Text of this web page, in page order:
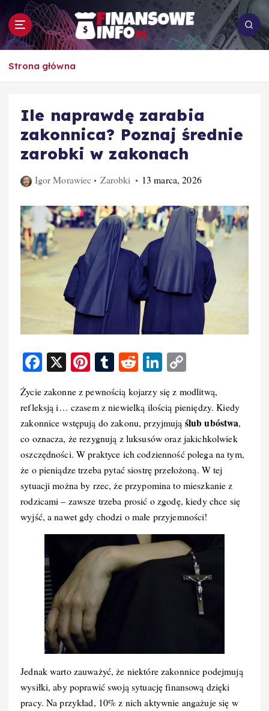
p
To i owo o rachunkowości, pracy, biznesie i
Strona główna
Ile naprawdę zarabia
zakonnica? Poznaj średnie
zarobki w zakonach
Igor Morawiec Zarobki 13 marca, 2026
F
c
e
b
o
o
k
X
Pi
er
e
st
T
m
bl
r
R
d
di
t
Li
k
e
d
I
n
p
y
Li
n
k
Życie zakonne z pewnością kojarzy się z modlitwą,
refleksją i… czasem z niewielką ilością pieniędzy. Kiedy
zakonnice wstępują do zakonu, przyjmują ślub ubóstwa,
co oznacza, że rezygnują z luksusów oraz jakichkolwiek
oszczędności. W praktyce ich codzienność polega na tym,
że o pieniądze trzeba pytać siostrę przełożoną. W tej
sytuacji można by rzec, że przypomina to mieszkanie z
rodzicami – zawsze trzeba prosić o zgodę, kiedy chce się
wyjść, a nawet gdy chodzi o małe przyjemności!
Jednak warto zauważyć, że niektóre zakonnice podejmują
wysiłki, aby poprawić swoją sytuację finansową dzięki
pracy. Na przykład, 10% z nich aktywnie angażuje się w